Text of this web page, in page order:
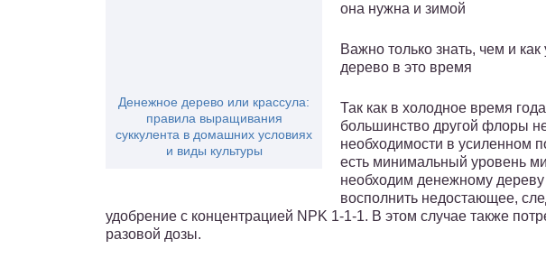
Денежное дерево или крассула:
правила выращивания
суккулента в домашних условиях
и виды культуры
она нужна и зимой
Важно только знать, чем и
дерево в это время
Так как в холодное время года
большинство другой флоры не
необходимости в усиленном
есть минимальный уровень
необходим денежному
восполнить недостающее,
удобрение с концентрацией NPK 1-1-1. В этом случае также
разовой дозы.